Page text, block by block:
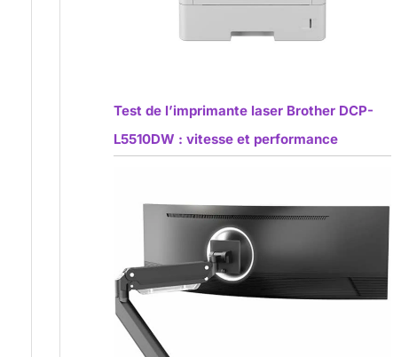
Test de l’imprimante laser Brother DCP-
L5510DW : vitesse et performance